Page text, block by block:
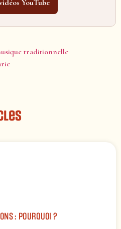
YouTube
traditionnelle
: POURQUOI ?